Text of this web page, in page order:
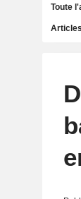
Toute